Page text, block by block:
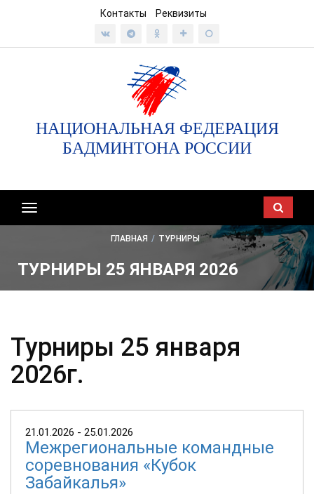
Контакты Реквизиты
НАЦИОНАЛЬНАЯ ФЕДЕРАЦИЯ
БАДМИНТОНА РОССИИ
Показать/
скрыть
ГЛАВНАЯ / ТУРНИРЫ
ТУРНИРЫ 25 ЯНВАРЯ 2026
Турниры 25 января
2026г.
21.01.2026 - 25.01.2026
Межрегиональные командные
соревнования «Кубок
Забайкалья»